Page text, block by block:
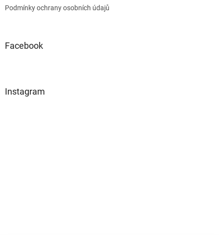
Podmínky ochrany osobních údajů
Facebook
Instagram